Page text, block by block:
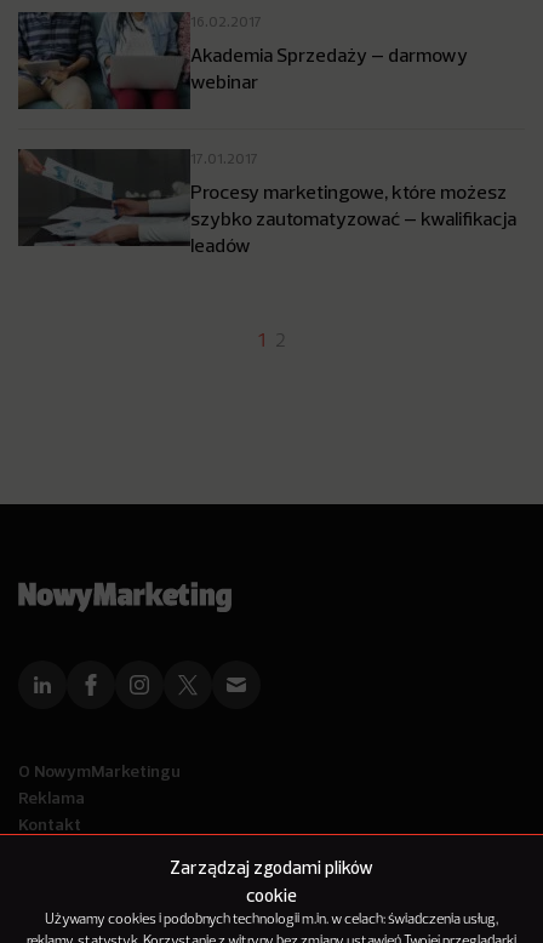
Zarządzaj zgodami plików
cookie
Używamy cookies i podobnych technologii m.in. w celach: świadczenia usług,
16.02.2017
Akademia Sprzedaży – darmowy
webinar
17.01.2017
Procesy marketingowe, które możesz
szybko zautomatyzować – kwalifikacja
leadów
1 2
O NowymMarketingu
Reklama
Kontakt